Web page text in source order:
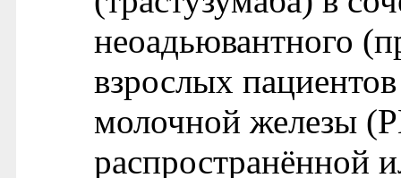
неоадьювантного
взрослых
молочной железы
распространённой